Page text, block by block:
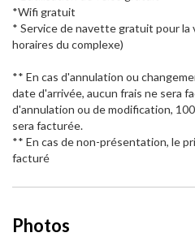
*Wifi gratuit
* Service de navette gratuit pour la
horaires du complexe)
** En cas d'annulation ou
date d'arrivée, aucun frais ne sera
d'annulation ou de modification,
sera facturée.
** En cas de non-présentation, le
facturé
Photos